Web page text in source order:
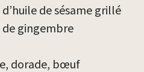
de sésame grillé
de gingembre
dorade, bœuf